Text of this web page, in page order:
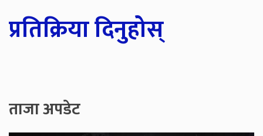
प्रतिक्रिया दिनुहोस्
ताजा अपडेट